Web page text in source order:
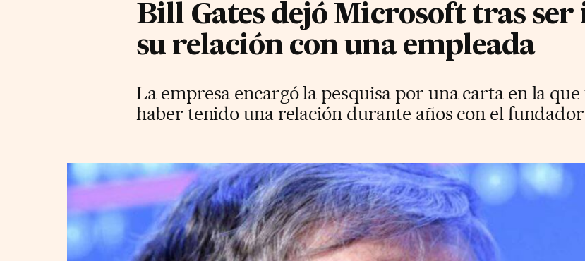
Bill Gates dejó Microsoft tras
su relación con una empleada
La empresa encargó la pesquisa por una carta en la
haber tenido una relación durante años con el fundador